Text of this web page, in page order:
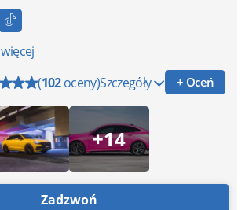
więcej
(102oceny)Szczegóły + Oceń
+14
Zadzwoń